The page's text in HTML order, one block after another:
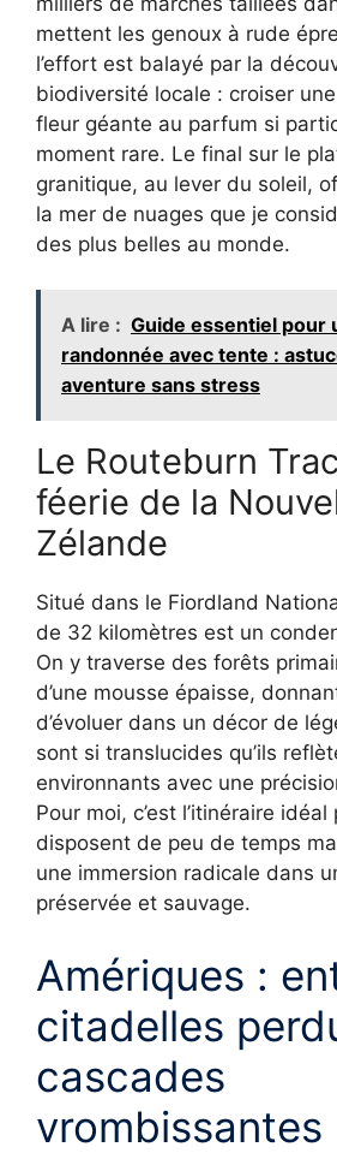
mettent les genoux à rude
l’effort est balayé par la
biodiversité locale : croiser
fleur géante au parfum si
moment rare. Le final sur le
granitique, au lever du soleil,
la mer de nuages que je
des plus belles au monde.
A lire : Guide essentiel pour
randonnée avec tente :
aventure sans stress
Le Routeburn
féerie de la
Zélande
Situé dans le Fiordland
de 32 kilomètres est un
On y traverse des forêts
d’une mousse épaisse,
d’évoluer dans un décor de
sont si translucides qu’ils
environnants avec une
Pour moi, c’est l’itinéraire
disposent de peu de temps
une immersion radicale dans
préservée et sauvage.
Amériques :
citadelles
cascades
vrombissantes